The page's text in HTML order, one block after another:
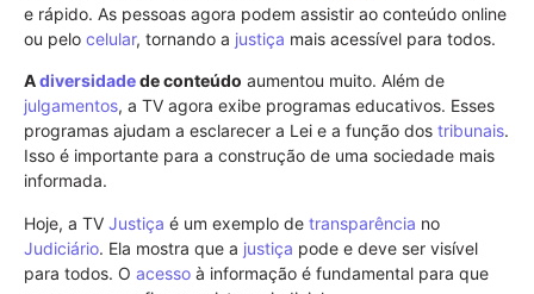
e rápido. As pessoas agora podem assistir ao conteúdo online
ou pelo celular, tornando a justiça mais acessível para todos.
Adiversidadede conteúdo aumentou muito. Além de
julgamentos, a TV agora exibe programas educativos. Esses
programas ajudam a esclarecer a Lei e a função dos tribunais.
Isso é importante para a construção de uma sociedade mais
informada.
Hoje, a TV Justiça é um exemplo de transparência no
Judiciário. Ela mostra que a justiça pode e deve ser visível
para todos. O acesso à informação é fundamental para que